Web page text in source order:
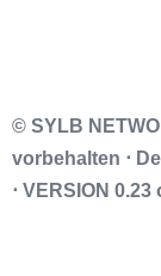
© SYLB
vorbehalten ⋅
⋅ VERSION